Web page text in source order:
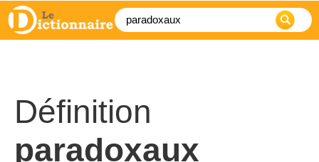
Définition
paradoxaux